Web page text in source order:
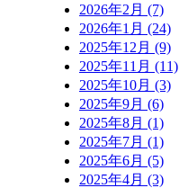
2026年2月 (7)
2026年1月 (24)
2025年12月 (9)
2025年11月 (11)
2025年10月 (3)
2025年9月 (6)
2025年8月 (1)
2025年7月 (1)
2025年6月 (5)
2025年4月 (3)